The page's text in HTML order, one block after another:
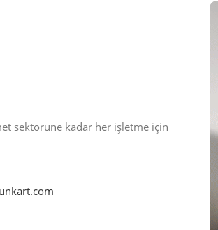
sektörüne kadar her işletme için